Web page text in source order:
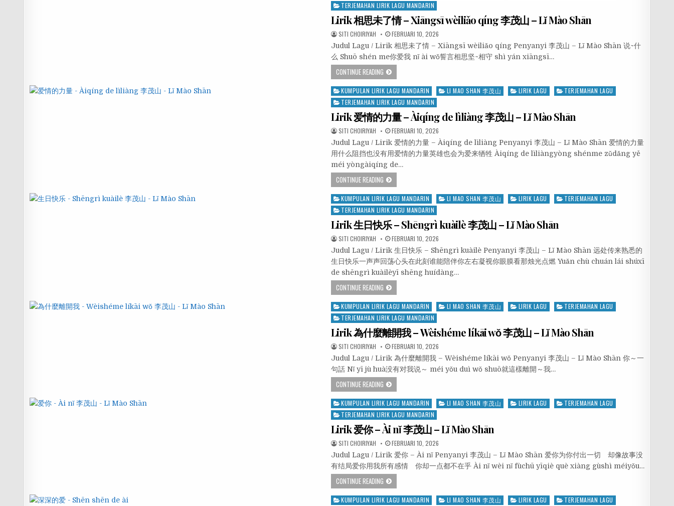
in TERJEMAHAN LIRIK LAGU MANDARIN
Lirik 相思未了情 – Xiāngsī wèiliǎo qíng 李茂山 – Lǐ Mào Shān
SITI CHOIRIYAH FEBRUARI 10, 2026
Judul Lagu / Lirik 相思未了情 – Xiāngsī wèiliǎo qíng Penyanyi 李茂山 – Lǐ Mào Shān 说~什
么 Shuō shén me你爱我 nǐ ài wǒ誓言相思坚~相守 shì yán xiāngsī…
CONTINUE READING
Posted
in
KUMPULAN LIRIK LAGU MANDARIN LI MAO SHAN 李茂山 LIRIK LAGU
TERJEMAHAN LAGU
TERJEMAHAN LIRIK LAGU MANDARIN
Lirik 爱情的力量 – Àiqíng de lìliàng 李茂山 – Lǐ Mào Shān
SITI CHOIRIYAH FEBRUARI 10, 2026
Judul Lagu / Lirik 爱情的力量 – Àiqíng de lìliàng Penyanyi 李茂山 – Lǐ Mào Shān 爱情的力量
用什么阻挡也没有用爱情的力量英雄也会为爱来牺牲 Àiqíng de lìliàngyòng shénme zǔdǎng yě
méi yòngàiqíng de…
CONTINUE READING
Posted
in
KUMPULAN LIRIK LAGU MANDARIN LI MAO SHAN 李茂山 LIRIK LAGU
TERJEMAHAN LAGU
TERJEMAHAN LIRIK LAGU MANDARIN
Lirik 生日快乐 – Shēngrì kuàilè 李茂山 – Lǐ Mào Shān
SITI CHOIRIYAH FEBRUARI 10, 2026
Judul Lagu / Lirik 生日快乐 – Shēngrì kuàilè Penyanyi 李茂山 – Lǐ Mào Shān 远处传来熟悉的
生日快乐一声声回荡心头在此刻谁能陪伴你左右凝视你眼膜看那烛光点燃 Yuǎn chù chuán lái shúxī
de shēngrì kuàilèyī shēng huídàng…
CONTINUE READING
Posted
in
KUMPULAN LIRIK LAGU MANDARIN LI MAO SHAN 李茂山 LIRIK LAGU
TERJEMAHAN LAGU
TERJEMAHAN LIRIK LAGU MANDARIN
Lirik 為什麼離開我 – Wèishéme líkāi wǒ 李茂山 – Lǐ Mào Shān
SITI CHOIRIYAH FEBRUARI 10, 2026
Judul Lagu / Lirik 為什麼離開我 – Wèishéme líkāi wǒ Penyanyi 李茂山 – Lǐ Mào Shān 你～一
句話 Nǐ yī jù huà没有对我说～ méi yǒu duì wǒ shuō就這樣離開～我…
CONTINUE READING
Posted
in
KUMPULAN LIRIK LAGU MANDARIN LI MAO SHAN 李茂山 LIRIK LAGU
TERJEMAHAN LAGU
TERJEMAHAN LIRIK LAGU MANDARIN
Lirik 爱你 – Ài nǐ 李茂山 – Lǐ Mào Shān
SITI CHOIRIYAH FEBRUARI 10, 2026
Judul Lagu / Lirik 爱你 – Ài nǐ Penyanyi 李茂山 – Lǐ Mào Shān 爱你为你付出一切 却像故事没
有结局爱你用我所有感情 你却一点都不在乎 Ài nǐ wèi nǐ fùchū yīqiè què xiàng gùshì méiyǒu…
CONTINUE READING
Posted
KUMPULAN LIRIK LAGU MANDARIN LI MAO SHAN 李茂山 LIRIK LAGU
TERJEMAHAN LAGU